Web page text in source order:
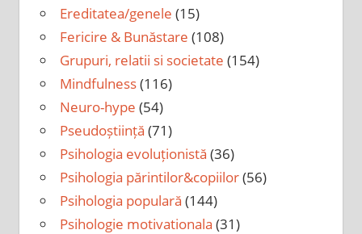
Ereditatea/genele (15)
Fericire & Bunăstare (108)
Grupuri, relatii si societate (154)
Mindfulness(116)
Neuro-hype (54)
Pseudoștiință (71)
Psihologia evoluționistă (36)
Psihologia părintilor&copiilor(56)
Psihologia populară (144)
Psihologie motivationala (31)